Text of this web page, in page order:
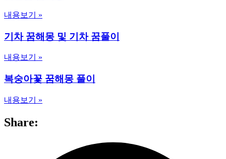
내용보기 »
기차 꿈해몽 및 기차 꿈풀이
내용보기 »
복숭아꽃 꿈해몽 풀이
내용보기 »
Share: